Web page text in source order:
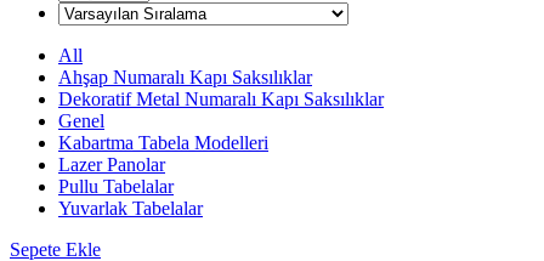
All
Ahşap Numaralı Kapı Saksılıklar
Dekoratif Metal Numaralı Kapı Saksılıklar
Genel
Kabartma Tabela Modelleri
Lazer Panolar
Pullu Tabelalar
Yuvarlak Tabelalar
Sepete Ekle